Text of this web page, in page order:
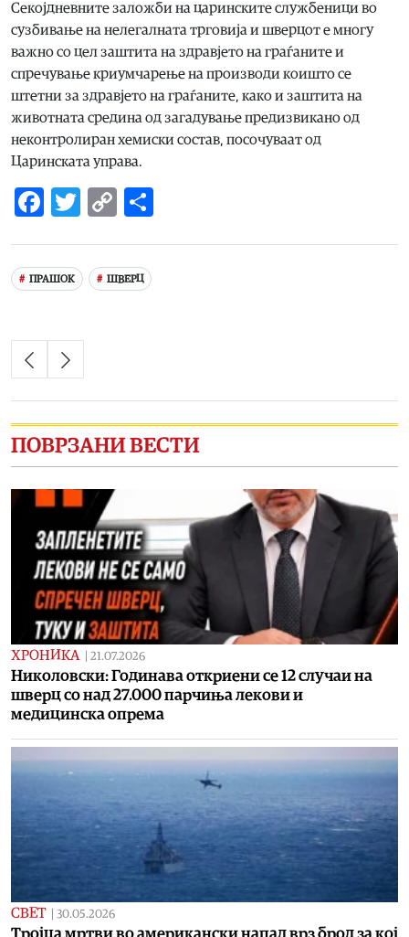
Секојдневните заложби на царинските службеници во
сузбивање на нелегалната трговија и шверцот е многу
важно со цел заштита на здравјето на граѓаните и
спречување криумчарење на производи коишто се
штетни за здравјето на граѓаните, како и заштита на
животната средина од загадување предизвикано од
неконтролиран хемиски состав, посочуваат од
Царинската управа.
Facebook
Twitter
Copy
ПРАШОК ШВЕРЦ
ПОВРЗАНИ ВЕСТИ
ХРОНИКА 21.07.2026
Николовски: Годинава откриени се 12 случаи на
шверц со над 27.000 парчиња лекови и
медицинска опрема
СВЕТ 30.05.2026
Тројца мртви во американски напад врз брод за кој